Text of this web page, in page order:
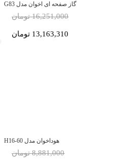
گاز صفحه ای اخوان مدل G83
16,251,000 تومان
13,163,310 تومان
هوداخوان مدل H16-60
8,881,000 تومان